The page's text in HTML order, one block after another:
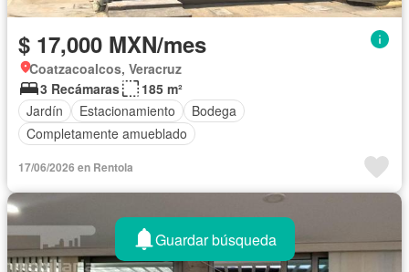
$ 17,000 MXN/mes
Coatzacoalcos, Veracruz
3 Recámaras
185 m²
Jardín
Estacionamiento
Bodega
Completamente amueblado
17/06/2026 en Rentola
Guardar búsqueda